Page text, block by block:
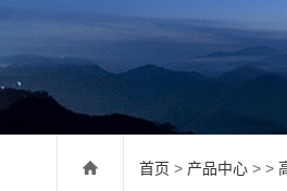
首页 > 产品中心 > >